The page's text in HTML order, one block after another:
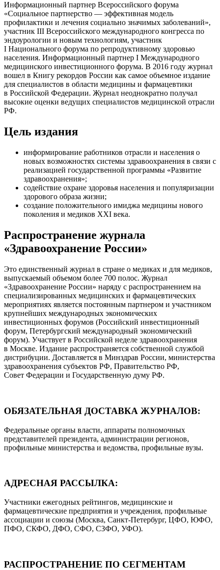
Информационный партнер Всероссийского форума
«Социальное партнерство — эффективная модель
профилактики и лечения социально значимых заболеваний»,
участник III Всероссийского международного конгресса по
эндоурологии и новым технологиям, участник
I Национального форума по репродуктивному здоровью
населения. Информационный партнер I Международного
медицинского инвестиционного форума. В 2016 году журнал
вошел в Книгу рекордов России как самое объемное издание
для специалистов в области медицины и фармацевтики
в Российской Федерации. Журнал неоднократно получал
высокие оценки ведущих специалистов медицинской отрасли
РФ.
Цель издания
информирование работников отрасли и населения о
новых возможностях системы здравоохранения в связи с
реализацией государственной программы «Развитие
здравоохранения»;
содействие охране здоровья населения и популяризации
здорового образа жизни;
создание положительного имиджа медицины нового
поколения и медиков XXI века.
Распространение журнала
«Здравоохранение России»
Это единственный журнал в стране о медиках и для медиков,
выпускаемый объемом более 700 полос. Журнал
«Здравоохранение России» наряду с распространением на
специализированных медицинских и фармацевтических
мероприятиях является постоянным партнером и участником
крупнейших международных экономических
инвестиционных форумов (Российский инвестиционный
форум, Петербургский международный экономический
форум). Участвует в Российской неделе здравоохранения
в Москве. Издание распространяется собственной службой
дистрибуции. Доставляется в Минздрав России, министерства
здравоохранения субъектов РФ, Правительство РФ,
Совет Федерации и Государственную думу РФ.
ОБЯЗАТЕЛЬНАЯ ДОСТАВКА ЖУРНАЛОВ:
Федеральные органы власти, аппараты полномочных
представителей президента, администрации регионов,
профильные министерства и ведомства, профильные вузы.
АДРЕСНАЯ РАССЫЛКА:
Участники ежегодных рейтингов, медицинские и
фармацевтические предприятия и учреждения, профильные
ассоциации и союзы (Москва, Санкт-Петербург, ЦФО, ЮФО,
ПФО, СКФО, ДФО, СФО, СЗФО, УФО).
РАСПРОСТРАНЕНИЕ ПО СЕГМЕНТАМ